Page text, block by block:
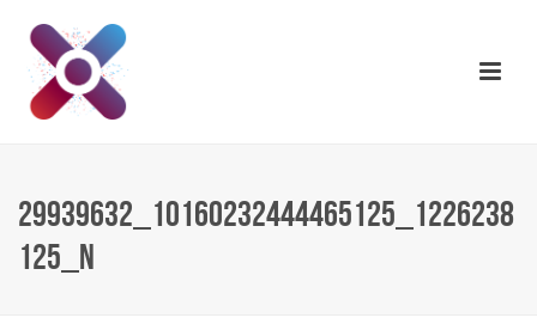
29939632_10160232444465125_1226238
125_N